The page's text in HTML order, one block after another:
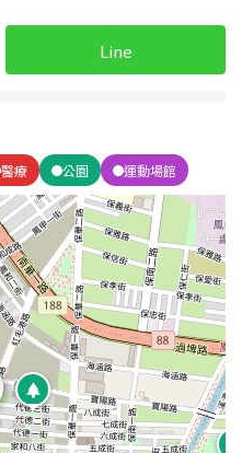
11~20樓
樓
1房
3房
5房以上
Line
醫療 公園 運動場館